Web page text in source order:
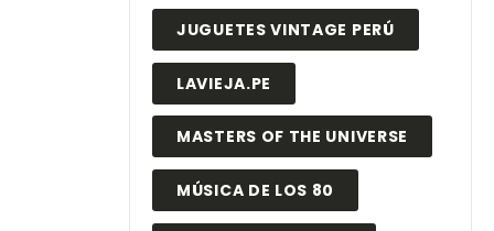
JUGUETES VINTAGE PERÚ
LAVIEJA.PE
MASTERS OF THE UNIVERSE
MÚSICA DE LOS 80